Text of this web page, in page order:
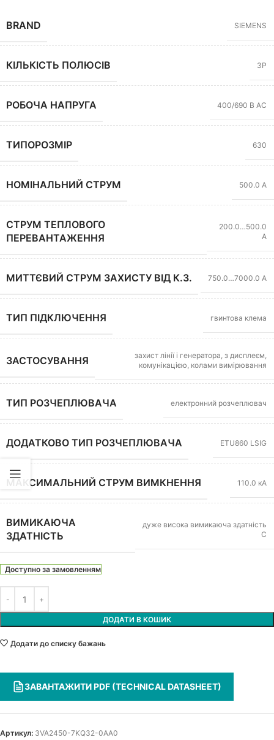
BRAND SIEMENS
КІЛЬКІСТЬ ПОЛЮСІВ 3P
РОБОЧА НАПРУГА 400/690 В AC
ТИПОРОЗМІР 630
НОМІНАЛЬНИЙ СТРУМ 500.0 А
СТРУМ ТЕПЛОВОГО
ПЕРЕВАНТАЖЕННЯ
200.0…500.0
А
МИТТЄВИЙ СТРУМ ЗАХИСТУ ВІД К.З. 750.0…7000.0 А
ТИП ПІДКЛЮЧЕННЯ гвинтова клема
ЗАСТОСУВАННЯ
захист лінії і генератора, з дисплеєм,
комунікацією, колами вимірювання
ТИП РОЗЧЕПЛЮВАЧА електронний розчеплювач
ДОДАТКОВО ТИП РОЗЧЕПЛЮВАЧА ETU860 LSIG
МАКСИМАЛЬНИЙ СТРУМ ВИМКНЕННЯ 110.0 кА
ВИМИКАЮЧА
ЗДАТНІСТЬ
дуже висока вимикаюча здатність
C
Доступно за замовленням
ДОДАТИ В КОШИК
Додати до списку бажань
ЗАВАНТАЖИТИ PDF (TECHNICAL DATASHEET)
Артикул: 3VA2450-7KQ32-0AA0